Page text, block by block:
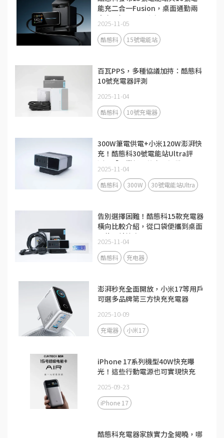
能充二合一Fusion，桌面通勤兩
大充電場景全面升級
2025-11-05
酷態科 15號電能站
百瓦PPS，多種協議加持：酷態科
10號充電器評測
2025-11-04
酷態科 10號充電器
300W筆電供電+小米120W澎湃快
充！酷態科30號電能站Ultra評
測：「畢業級」的充電設備
2025-11-04
酷態科 300W 30號電能站Ultra
告別選擇困難！酷態科15款充電器
橫向比較介紹，從口袋便攜到桌面
全能一站搞定
2025-11-04
酷態科 充电器
澎湃秒充全面開放，小米17等用戶
可選多品牌第三方快充充電器
2025-10-09
充電器 小米17
iPhone 17系列機型40W快充曝
光！這些行動電源也可實現快充
2025-09-23
iPhone 17
酷態科充電器家族實力全揭曉，哪